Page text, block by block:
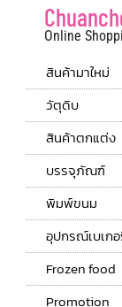
Online
สินค้ามาใหม่
วัตุดิบ
สินค้าตกแต่ง
บรรจุภัณฑ์
พิมพ์ขนม
อุปกรณ์เบเก
Frozen food
Promotion